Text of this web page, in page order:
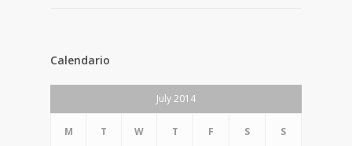
Calendario
July 2014
M T W T F S S